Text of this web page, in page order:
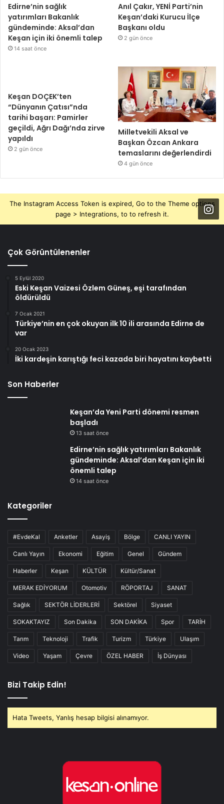
Edirne’nin sağlık
yatırımları Bakanlık
gündeminde: Aksal’dan
Keşan için iki önemli talep
14 saat önce
Anıl Çakır, YENİ Parti’nin
Keşan’daki Kurucu İlçe
Başkanı oldu
2 gün önce
Keşan DOÇEK’ten
“Dünyanın Çatısı”nda
tarihi başarı: Pamirler
geçildi, Ağrı Dağı’nda zirve
yapıldı
2 gün önce
Milletvekili Aksal ve
Başkan Özcan Ankara
temaslarını değerlendirdi
4 gün önce
The Instagram Access Token is expired, Go to the Theme options
page > Integrations, to to refresh it.
Çok Görüntülenenler
5 Eylül 2020
Eski Keşan Vaizesi Özlem Güneş, eşi tarafından
öldürüldü
7 Ocak 2021
Türkiye’nin en çok okuyan ilk 10 ili arasında Edirne de
var
20 Ocak 2023
İki kardeşin karıştığı feci kazada biri hayatını kaybetti
Son Haberler
Keşan’da Yeni Parti dönemi resmen
başladı
13 saat önce
Edirne’nin sağlık yatırımları Bakanlık
gündeminde: Aksal’dan Keşan için iki
önemli talep
14 saat önce
Kategoriler
#EvdeKal Anketler Asayiş Bölge CANLI YAYIN
Canlı Yayın Ekonomi Eğitim Genel Gündem
Haberler Keşan KÜLTÜR Kültür/Sanat
MERAK EDİYORUM Otomotiv RÖPORTAJ SANAT
Sağlık SEKTÖR LİDERLERİ Sektörel Siyaset
SOKAKTAYIZ Son Dakika SON DAKİKA Spor TARİH
Tarım Teknoloji Trafik Turizm Türkiye Ulaşım
Video Yaşam Çevre ÖZEL HABER İş Dünyası
Bizi Takip Edin!
Hata Tweets, Yanlış hesap bilgisi alınamıyor.